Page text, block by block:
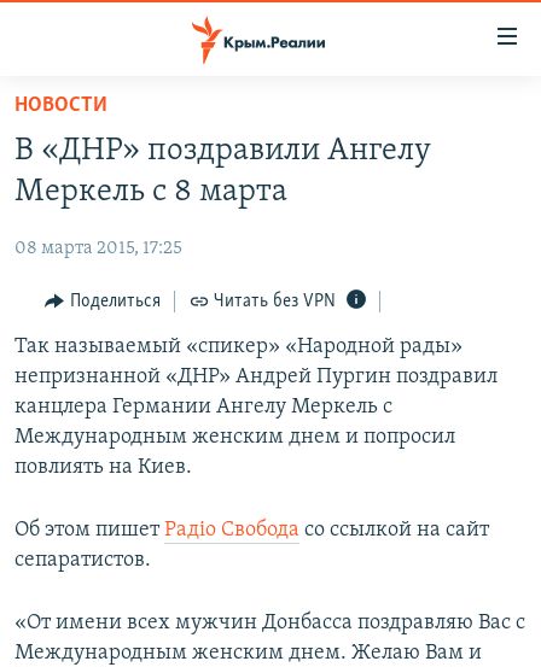
Вернуться
основному
содержанию
Вернутся
навигации
Вернутся
поиску
СПЕЦПРОЕКТЫ
КАРТА ВОЕННЫХ ОБЪЕКТОВ КРЫМА
11 ЛЕТ ОККУПАЦИИ КРЫМА. 11 ИСТОРИЙ СОПРОТИВЛЕНИЯ
ВОДА
ИСТОРИЯ
ЕЩЕ
ИНТЕРАКТИВ
ИНФОГРАФИКА
ТЕЛЕПРОЕКТ КРЫМ.РЕАЛИИ
СОВЕТЫ ПРАВОЗАЩИТНИКОВ
ПРОПАВШИЕ БЕЗ ВЕСТИ
ПОБЕДИТЕЛЕЙ НЕ СУДЯТ?
ELIFBE
РАДІО СВОБОДА
КАК ОБОЙТИ БЛОКИРОВКУ
Українською
ПРИСОЕДИНЯЙТЕСЬ!
НОВОСТИ
В «ДНР» поздравили Ангелу
Меркель с 8 марта
08 марта 2015, 17:25
Поделиться Читать без VPN
Так называемый «спикер» «Народной рады»
непризнанной «ДНР» Андрей Пургин поздравил
канцлера Германии Ангелу Меркель с
Международным женским днем и попросил
повлиять на Киев.
Об этом пишетРадiо Свобода со ссылкой на сайт
сепаратистов.
«От имени всех мужчин Донбасса поздравляю Вас с
Международным женским днем. Желаю Вам и